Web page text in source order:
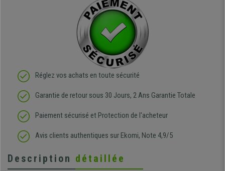
Réglez vos achats en toute sécurité
Garantie de retour sous 30 Jours, 2 Ans Garantie Totale
Paiement sécurisé et Protection de l'acheteur
Avis clients authentiques sur Ekomi, Note 4,9/5
Description détaillée